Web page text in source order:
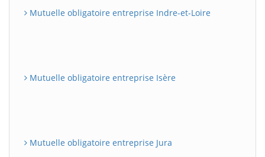
Mutuelle obligatoire entreprise Indre-et-Loire
Mutuelle obligatoire entreprise Isère
Mutuelle obligatoire entreprise Jura